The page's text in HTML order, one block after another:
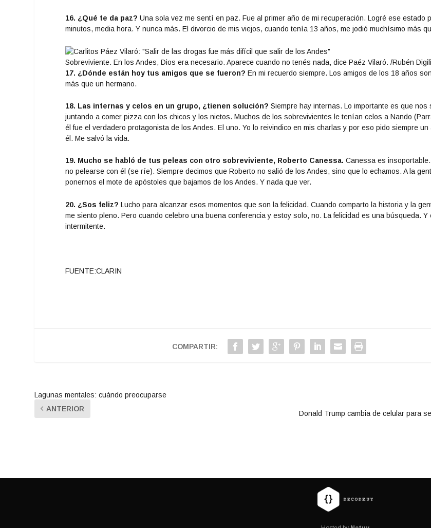
16. ¿Qué te da paz? Una sola vez me sentí en paz. Fue al primer año de mi recuperación. Logré ese estado
minutos, media hora. Y nunca más. El divorcio de mis viejos, cuando tenía 13 años, me jodió muchísimo más
Sobreviviente. En los Andes, Dios era necesario. Aparece cuando no tenés nada, dice Paéz Vilaró. /Rubén
17. ¿Dónde están hoy tus amigos que se fueron? En mi recuerdo siempre. Los amigos de los 18 años
más que un hermano.
18. Las internas y celos en un grupo, ¿tienen solución?Siempre hay internas. Lo importante es que nos
juntando a comer pizza con los chicos y los nietos. Muchos de los sobrevivientes le tenían celos a Nando
él fue el verdadero protagonista de los Andes. El uno. Yo lo reivindico en mis charlas y por eso pido siempre
él. Me salvó la vida.
19. Mucho se habló de tus peleas con otro sobreviviente, Roberto Canessa. Canessa es
no pelearse con él (se ríe). Siempre decimos que Roberto no salió de los Andes, sino que lo echamos. A la
ponernos el mote de apóstoles que bajamos de los Andes. Y nada que ver.
20. ¿Sos feliz? Lucho para alcanzar esos momentos que son la felicidad. Cuando comparto la historia y la
me siento pleno. Pero cuando celebro una buena conferencia y estoy solo, no. La felicidad es una búsqueda. Y
intermitente.
FUENTE:CLARIN
COMPARTIR:
Lagunas mentales: cuándo preocuparse
ANTERIOR
Donald Trump cambia de celular para